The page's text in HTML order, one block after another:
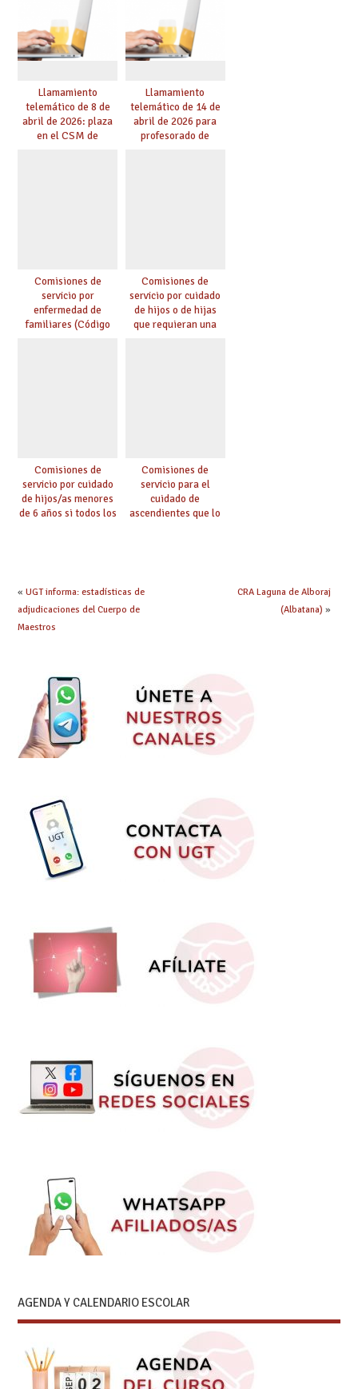
Llamamiento
telemático de 8 de
abril de 2026: plaza
en el CSM de
Llamamiento
telemático de 14 de
abril de 2026 para
profesorado de
Comisiones de
servicio por
enfermedad de
familiares (Código
Comisiones de
servicio por cuidado
de hijos o de hijas
que requieran una
Comisiones de
servicio por cuidado
de hijos/as menores
de 6 años si todos los
Comisiones de
servicio para el
cuidado de
ascendientes que lo
« UGT informa: estadísticas de
adjudicaciones del Cuerpo de
Maestros
CRA Laguna de Alboraj
(Albatana) »
AGENDA Y CALENDARIO ESCOLAR